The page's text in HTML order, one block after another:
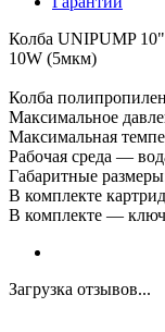
Колба UNIPUMP
10W (5мкм)
Колба
Максимальное
Максимальная
Рабочая среда —
Габаритные
В комплекте
В комплекте —
Загрузка отзывов...